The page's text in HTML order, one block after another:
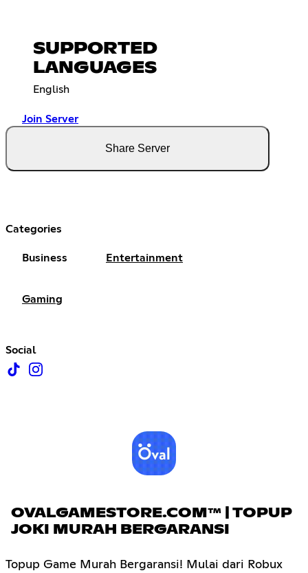
SUPPORTED
LANGUAGES
English
Join Server
Share Server
Categories
Business Entertainment
Gaming
Social
OVALGAMESTORE.COM™ | TOPUP
JOKI MURAH BERGARANSI
Topup Game Murah Bergaransi! Mulai dari Robux